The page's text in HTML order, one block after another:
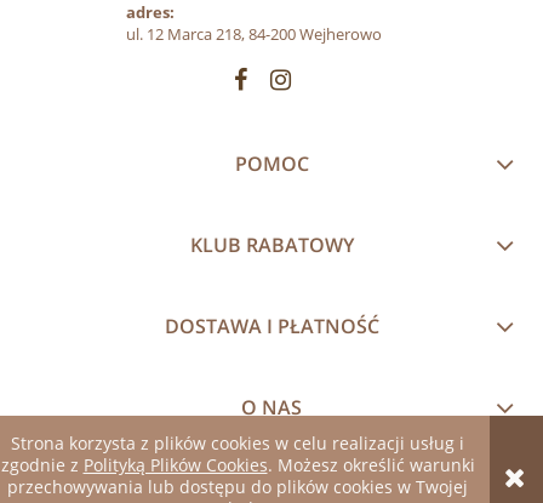
Strona korzysta z plików cookies w celu realizacji usług i
zgodnie z Polityką Plików Cookies. Możesz określić warunki
przechowywania lub dostępu do plików cookies w Twojej
adres:
ul. 12 Marca 218, 84-200 Wejherowo
POMOC
KLUB RABATOWY
DOSTAWA I PŁATNOŚĆ
O NAS
pokaż pełną wersję strony